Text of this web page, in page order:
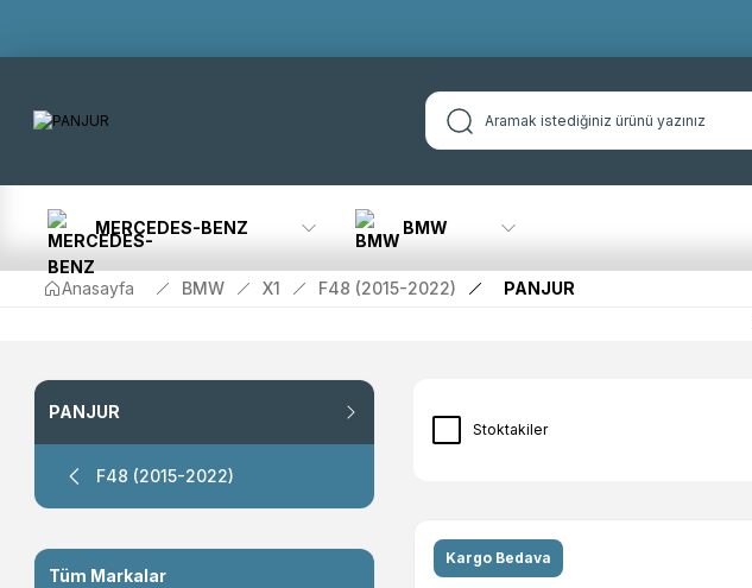
MERCEDES-BENZ BMW
Anasayfa BMW X1 F48 (2015-2022) PANJUR
PANJUR
F48 (2015-2022)
Tüm Markalar
Stoktakiler
Kargo Bedava